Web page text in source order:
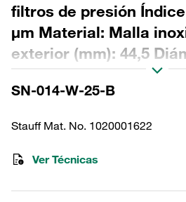
filtros de presión
µm Material: Malla
exterior (mm): 44,5
(mm): 22,2 Longitud
NBR, relación β >2
SN-014-W-25-B
Stauff Mat. No. 1020001622
Ver Técnicas